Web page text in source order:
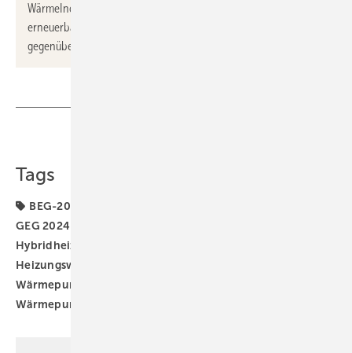
WärmeIndex gibt damit Aufschluss über das aktuelle Interesse an
erneuerbar und fossil betriebenen Heizsystemen, stellt diese
gegenüber und gewährt Einblicke in den Markt.
Tags
BEG-2024
GEG 2024
Hybridheizung
Heizungswende
Wärmepumpe
Wärmepumpenhochlauf